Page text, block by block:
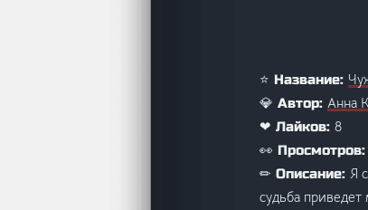
⭐ Название:
💎 Автор: Анна
❤ Лайков: 8
👀 Просмотров:
✏ Описание: Я
судьба